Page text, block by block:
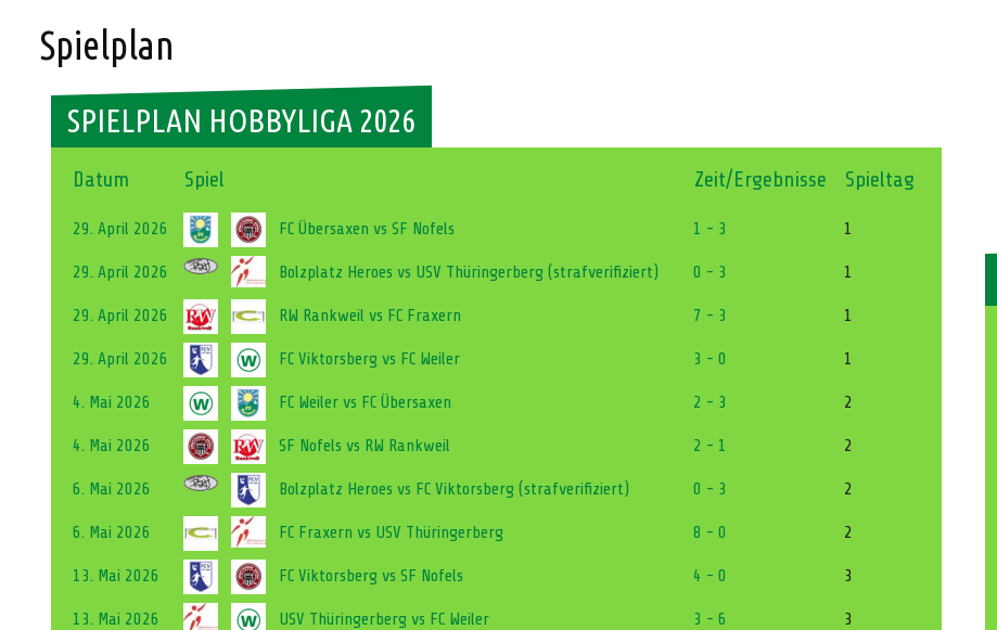
Spielplan
SPIELPLAN HOBBYLIGA 2026
Datum Spiel Zeit/Ergebnisse Spieltag
29. April 2026 FC Übersaxen vs SF Nofels 1 - 3 1
29. April 2026 Bolzplatz Heroes vs USV Thüringerberg (strafverifiziert) 0 - 3 1
29. April 2026 RW Rankweil vs FC Fraxern 7 - 3 1
29. April 2026 FC Viktorsberg vs FC Weiler 3 - 0 1
4. Mai 2026 FC Weiler vs FC Übersaxen 2 - 3 2
4. Mai 2026 SF Nofels vs RW Rankweil 2 - 1 2
6. Mai 2026 Bolzplatz Heroes vs FC Viktorsberg (strafverifiziert) 0 - 3 2
6. Mai 2026 FC Fraxern vs USV Thüringerberg 8 - 0 2
13. Mai 2026 FC Viktorsberg vs SF Nofels 4 - 0 3
13. Mai 2026 USV Thüringerberg vs FC Weiler 3 - 6 3